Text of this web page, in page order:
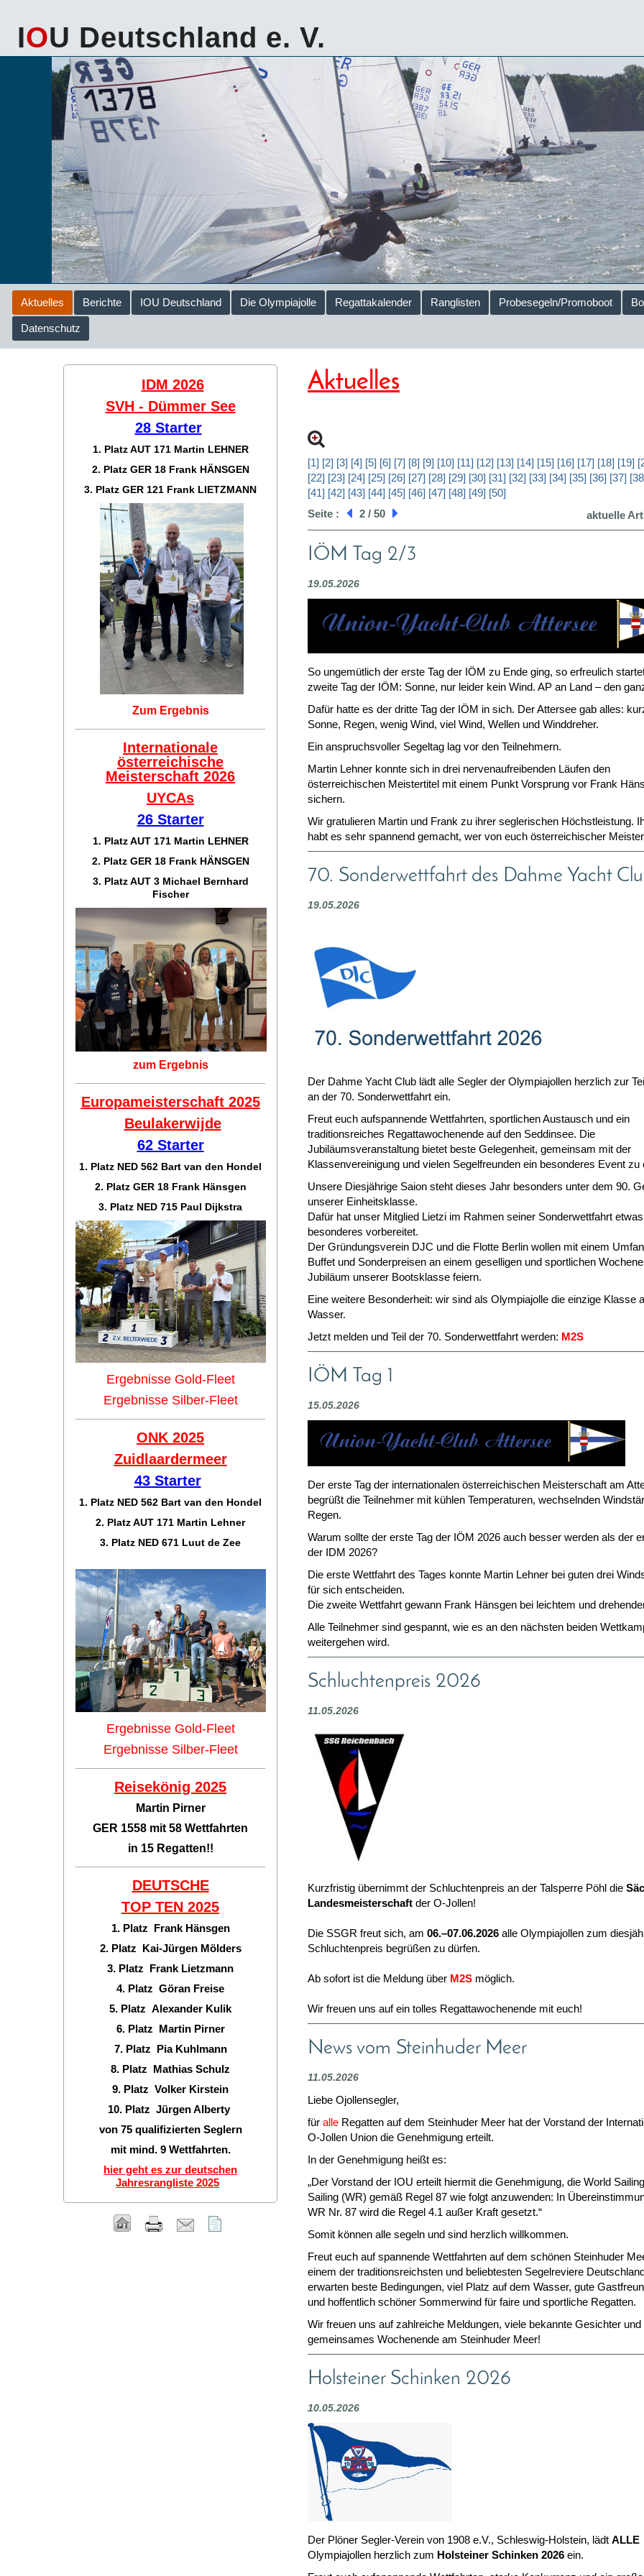
IOU Deutschland e. V.
Aktuelles Berichte IOU Deutschland Die Olympiajolle Regattakalender Ranglisten Probesegeln/Promoboot
Datenschutz
Aktuelles
[1] [2] [3] [4] [5] [6] [7] [8] [9] [10] [11] [12] [13] [14] [15] [16] [17] [18] [19]
[22] [23] [24] [25] [26] [27] [28] [29] [30] [31] [32] [33] [34] [35] [36] [37]
[41] [42] [43] [44] [45] [46] [47] [48] [49] [50]
aktuelle
Seite : 2 / 50
IÖM Tag 2/3
19.05.2026
So ungemütlich der erste Tag der IÖM zu Ende ging, so erfreulich
zweite Tag der IÖM: Sonne, nur leider kein Wind. AP an Land – den
Dafür hatte es der dritte Tag der IÖM in sich. Der Attersee gab alles:
Sonne, Regen, wenig Wind, viel Wind, Wellen und Winddreher.
Ein anspruchsvoller Segeltag lag vor den Teilnehmern.
Martin Lehner konnte sich in drei nervenaufreibenden Läufen den
österreichischen Meistertitel mit einem Punkt Vorsprung vor Frank
sichern.
Wir gratulieren Martin und Frank zu ihrer seglerischen Höchstleistung.
habt es sehr spannend gemacht, wer von euch österreichischer
70. Sonderwettfahrt des Dahme Yacht
19.05.2026
Der Dahme Yacht Club lädt alle Segler der Olympiajollen herzlich zur
an der 70. Sonderwettfahrt ein.
Freut euch aufspannende Wettfahrten, sportlichen Austausch und ein
traditionsreiches Regattawochenende auf den Seddinsee. Die
Jubiläumsveranstaltung bietet beste Gelegenheit, gemeinsam mit der
Klassenvereinigung und vielen Segelfreunden ein besonderes Event zu
Unsere Diesjährige Saion steht dieses Jahr besonders unter dem 90.
unserer Einheitsklasse.
Dafür hat unser Mitglied Lietzi im Rahmen seiner Sonderwettfahrt etwas
besonderes vorbereitet.
Der Gründungsverein DJC und die Flotte Berlin wollen mit einem
Buffet und Sonderpreisen an einem geselligen und sportlichen
Jubiläum unserer Bootsklasse feiern.
Eine weitere Besonderheit: wir sind als Olympiajolle die einzige Klasse
Wasser.
Jetzt melden und Teil der 70. Sonderwettfahrt werden: M2S
IÖM Tag 1
15.05.2026
Der erste Tag der internationalen österreichischen Meisterschaft am
begrüßt die Teilnehmer mit kühlen Temperaturen, wechselnden
Regen.
Warum sollte der erste Tag der IÖM 2026 auch besser werden als der
der IDM 2026?
Die erste Wettfahrt des Tages konnte Martin Lehner bei guten drei
für sich entscheiden.
Die zweite Wettfahrt gewann Frank Hänsgen bei leichtem und
Alle Teilnehmer sind gespannt, wie es an den nächsten beiden
weitergehen wird.
Schluchtenpreis 2026
11.05.2026
Kurzfristig übernimmt der Schluchtenpreis an der Talsperre Pöhl die S
Landesmeisterschaft der O-Jollen!
Die SSGR freut sich, am 06.–07.06.2026 alle Olympiajollen zum
Schluchtenpreis begrüßen zu dürfen.
Ab sofort ist die Meldung über M2S möglich.
Wir freuen uns auf ein tolles Regattawochenende mit euch!
News vom Steinhuder Meer
11.05.2026
Liebe Ojollensegler,
für alle Regatten auf dem Steinhuder Meer hat der Vorstand der
O-Jollen Union die Genehmigung erteilt.
In der Genehmigung heißt es:
„Der Vorstand der IOU erteilt hiermit die Genehmigung, die World
Sailing (WR) gemäß Regel 87 wie folgt anzuwenden: In
WR Nr. 87 wird die Regel 4.1 außer Kraft gesetzt.“
Somit können alle segeln und sind herzlich willkommen.
Freut euch auf spannende Wettfahrten auf dem schönen Steinhuder
einem der traditionsreichsten und beliebtesten Segelreviere
erwarten beste Bedingungen, viel Platz auf dem Wasser, gute
und hoffentlich schöner Sommerwind für faire und sportliche Regatten.
Wir freuen uns auf zahlreiche Meldungen, viele bekannte Gesichter und
gemeinsames Wochenende am Steinhuder Meer!
Holsteiner Schinken 2026
10.05.2026
Der Plöner Segler-Verein von 1908 e.V., Schleswig-Holstein, lädt ALLE
Olympiajollen herzlich zum Holsteiner Schinken 2026 ein.
IDM 2026
SVH - Dümmer See
28 Starter
1. Platz AUT 171 Martin LEHNER
2. Platz GER 18 Frank HÄNSGEN
3. Platz GER 121 Frank LIETZMANN
Zum Ergebnis
Internationale
österreichische
Meisterschaft 2026
UYCAs
26 Starter
1. Platz AUT 171 Martin LEHNER
2. Platz GER 18 Frank HÄNSGEN
3. Platz AUT 3 Michael Bernhard
Fischer
zum Ergebnis
Europameisterschaft 2025
Beulakerwijde
62 Starter
1. Platz NED 562 Bart van den Hondel
2. Platz GER 18 Frank Hänsgen
3. Platz NED 715 Paul Dijkstra
Ergebnisse Gold-Fleet
Ergebnisse Silber-Fleet
ONK 2025
Zuidlaardermeer
43 Starter
1. Platz NED 562 Bart van den Hondel
2. Platz AUT 171 Martin Lehner
3. Platz NED 671 Luut de Zee
Ergebnisse Gold-Fleet
Ergebnisse Silber-Fleet
Reisekönig 2025
Martin Pirner
GER 1558 mit 58 Wettfahrten
in 15 Regatten!!
DEUTSCHE
TOP TEN 2025
1. Platz Frank Hänsgen
2. Platz Kai-Jürgen Mölders
3. Platz Frank Lietzmann
4. Platz Göran Freise
5. Platz Alexander Kulik
6. Platz Martin Pirner
7. Platz Pia Kuhlmann
8. Platz Mathias Schulz
9. Platz Volker Kirstein
10. Platz Jürgen Alberty
von 75 qualifizierten Seglern
mit mind. 9 Wettfahrten.
hier geht es zur deutschen
Jahresrangliste 2025